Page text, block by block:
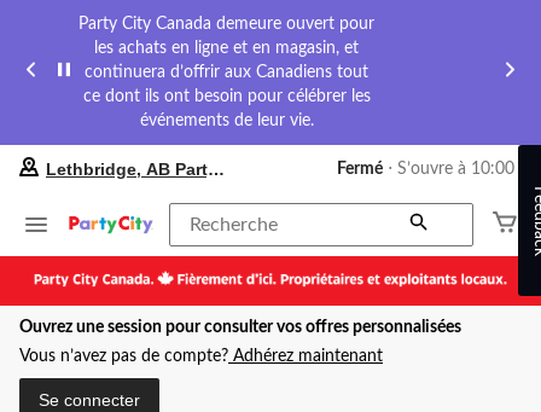
Party City Canada demeure ouvert pour
les achats en ligne et en magasin, et
continuera d’offrir aux Canadiens tout
ce dont ils ont besoin pour célébrer les
événements de leur vie.
préféré
Lethbridge,
Party
City,
courament
Fermé,
Lethbridge, AB Party City Fermé ⋅ S’ouvre à 10:00
Recherche
Ouvrez une session pour consulter vos offres personnalisées
Vous n’avez pas de compte? Adhérez maintenant
Se connecter